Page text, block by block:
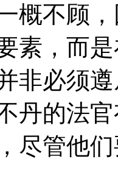
概不顾
素，而
非必须
丹的法
尽管他